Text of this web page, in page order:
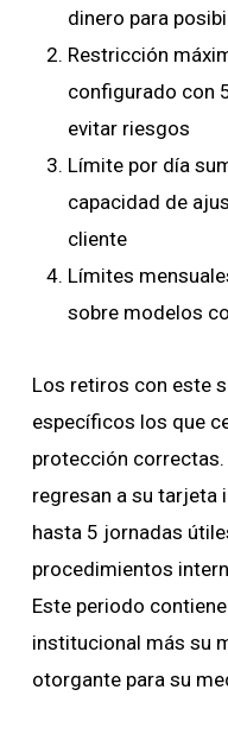
dinero para
Restricción
configurado con
evitar riesgos
Límite por día
capacidad de
cliente
Límites
sobre modelos
Los retiros con este
específicos los que
protección
regresan a su tarjeta
hasta 5 jornadas
procedimientos
Este periodo
institucional más su
otorgante para su